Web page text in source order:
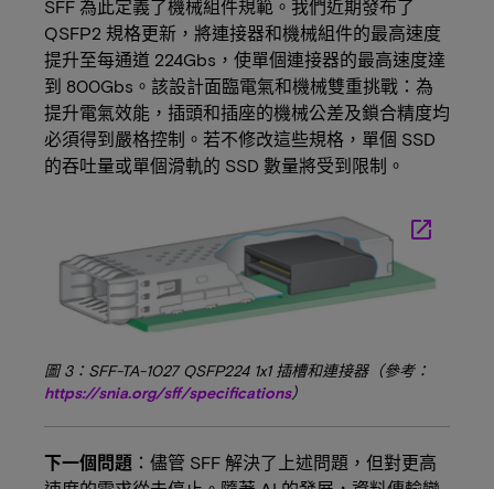
SFF 為此定義了機械組件規範。我們近期發布了
QSFP2 規格更新，將連接器和機械組件的最高速度
提升至每通道 224Gbs，使單個連接器的最高速度達
到 800Gbs。該設計面臨電氣和機械雙重挑戰：為
提升電氣效能，插頭和插座的機械公差及鎖合精度均
必須得到嚴格控制。若不修改這些規格，單個 SSD
的吞吐量或單個滑軌的 SSD 數量將受到限制。
launch
圖 3：SFF-TA-1027 QSFP224 1x1 插槽和連接器（參考：
https://snia.org/sff/specifications）
下一個問題 ：儘管 SFF 解決了上述問題，但對更高